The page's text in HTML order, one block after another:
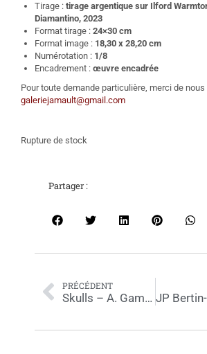
Tirage : tirage argentique sur Ilford
Diamantino, 2023
Format tirage : 24×30 cm
Format image : 18,30 x 28,20 cm
Numérotation : 1/8
Encadrement : œuvre encadrée
Pour toute demande particulière, merci de
galeriejamault@gmail.com
Rupture de stock
Partager :
PRÉCÉDENT
Skulls – A. Gamard – 116×89 cm